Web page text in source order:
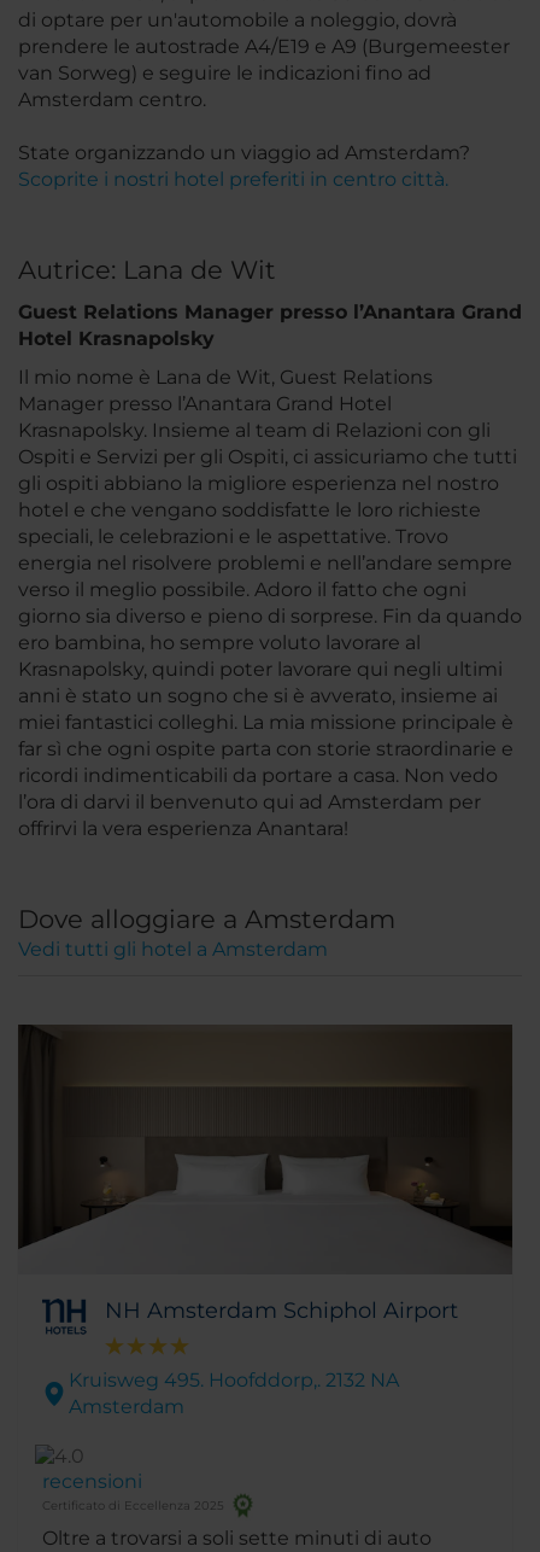
di optare per un'automobile a noleggio, dovrà
prendere le autostrade A4/E19 e A9 (Burgemeester
van Sorweg) e seguire le indicazioni fino ad
Amsterdam centro.
State organizzando un viaggio ad Amsterdam?
Scoprite i nostri hotel preferiti in centro città.
Autrice: Lana de Wit
Guest Relations Manager presso l’Anantara Grand
Hotel Krasnapolsky
Il mio nome è Lana de Wit, Guest Relations
Manager presso l’Anantara Grand Hotel
Krasnapolsky. Insieme al team di Relazioni con gli
Ospiti e Servizi per gli Ospiti, ci assicuriamo che tutti
gli ospiti abbiano la migliore esperienza nel nostro
hotel e che vengano soddisfatte le loro richieste
speciali, le celebrazioni e le aspettative. Trovo
energia nel risolvere problemi e nell’andare sempre
verso il meglio possibile. Adoro il fatto che ogni
giorno sia diverso e pieno di sorprese. Fin da quando
ero bambina, ho sempre voluto lavorare al
Krasnapolsky, quindi poter lavorare qui negli ultimi
anni è stato un sogno che si è avverato, insieme ai
miei fantastici colleghi. La mia missione principale è
far sì che ogni ospite parta con storie straordinarie e
ricordi indimenticabili da portare a casa. Non vedo
l’ora di darvi il benvenuto qui ad Amsterdam per
offrirvi la vera esperienza Anantara!
Dove alloggiare a Amsterdam
Vedi tutti gli hotel a Amsterdam
NH Amsterdam Schiphol Airport
Kruisweg 495. Hoofddorp,. 2132 NA
Amsterdam
recensioni
Certificato di Eccellenza 2025
Oltre a trovarsi a soli sette minuti di auto